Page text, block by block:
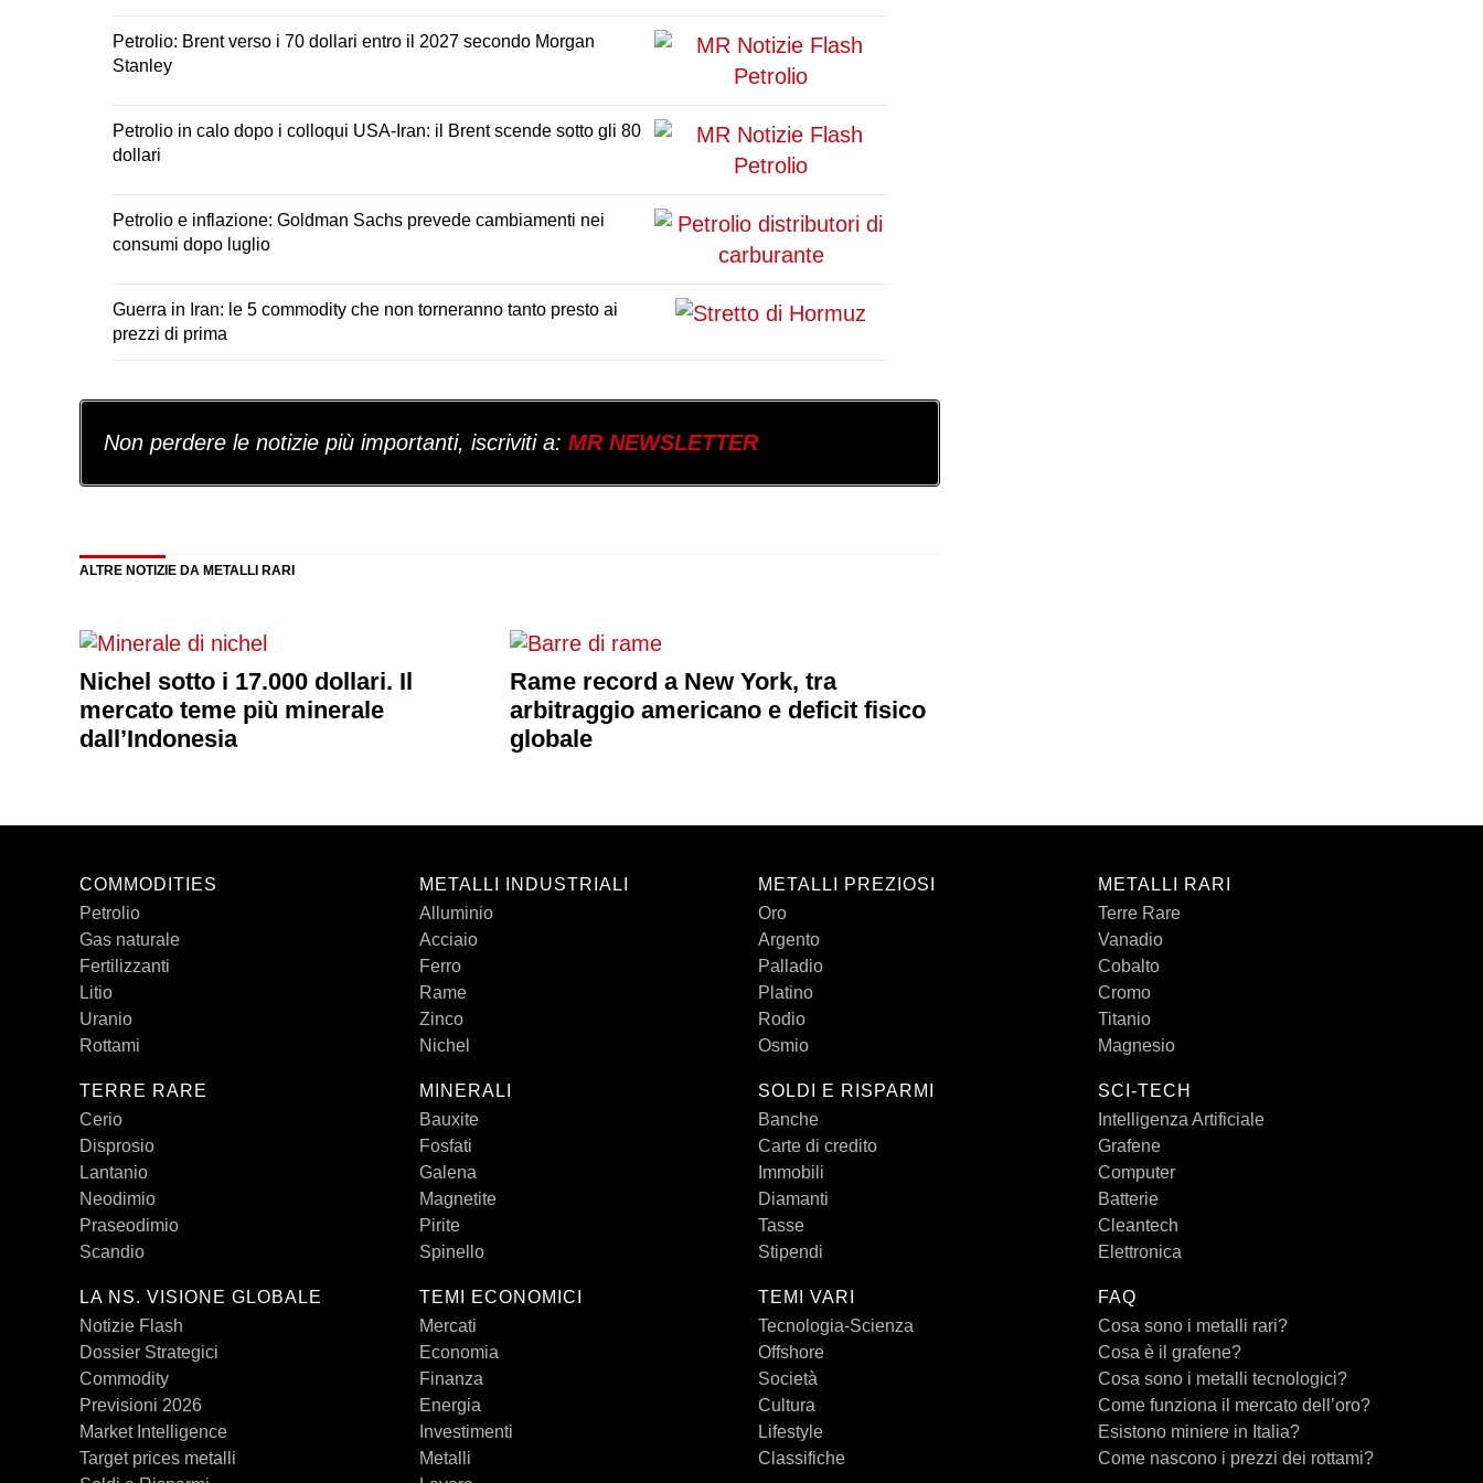
Petrolio: Brent verso i 70 dollari entro il 2027 secondo Morgan
Stanley
Petrolio in calo dopo i colloqui USA-Iran: il Brent scende sotto gli 80
dollari
Petrolio e inflazione: Goldman Sachs prevede cambiamenti nei
consumi dopo luglio
Guerra in Iran: le 5 commodity che non torneranno tanto presto ai
prezzi di prima
Non perdere le notizie più importanti, iscriviti a: MR NEWSLETTER
ALTRE NOTIZIE DA METALLI RARI
Nichel sotto i 17.000 dollari. Il
mercato teme più minerale
dall’Indonesia
Rame record a New York, tra
arbitraggio americano e deficit fisico
globale
COMMODITIES
Petrolio
Gas naturale
Fertilizzanti
Litio
Uranio
Rottami
TERRE RARE
Cerio
Disprosio
Lantanio
Neodimio
Praseodimio
Scandio
LA NS. VISIONE GLOBALE
Notizie Flash
Dossier Strategici
Commodity
Previsioni 2026
Market Intelligence
Target prices metalli
METALLI INDUSTRIALI
Alluminio
Acciaio
Ferro
Rame
Zinco
Nichel
MINERALI
Bauxite
Fosfati
Galena
Magnetite
Pirite
Spinello
TEMI ECONOMICI
Mercati
Economia
Finanza
Energia
Investimenti
Metalli
METALLI PREZIOSI
Oro
Argento
Palladio
Platino
Rodio
Osmio
SOLDI E RISPARMI
Banche
Carte di credito
Immobili
Diamanti
Tasse
Stipendi
TEMI VARI
Tecnologia-Scienza
Offshore
Società
Cultura
Lifestyle
Classifiche
METALLI RARI
Terre Rare
Vanadio
Cobalto
Cromo
Titanio
Magnesio
SCI-TECH
Intelligenza Artificiale
Grafene
Computer
Batterie
Cleantech
Elettronica
FAQ
Cosa sono i metalli rari?
Cosa è il grafene?
Cosa sono i metalli tecnologici?
Come funziona il mercato dell’oro?
Esistono miniere in Italia?
Come nascono i prezzi dei rottami?